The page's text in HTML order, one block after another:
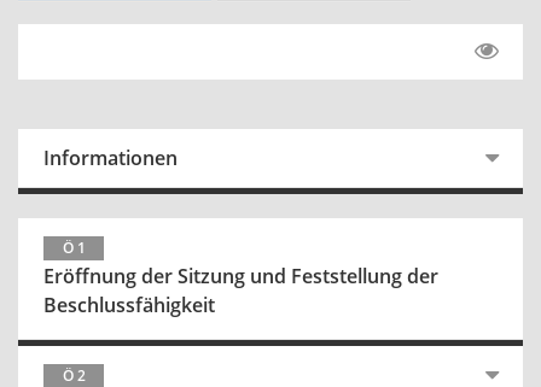
Informationen
Ö 1
Eröffnung der Sitzung und Feststellung der
Beschlussfähigkeit
Ö 2